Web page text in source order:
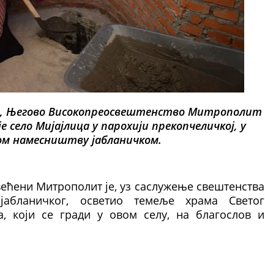
Његово Високопреосвештенство Митрополит
село Мијајлица у парохији прекопчеличкој, у
намесништву јабланичком.
Митрополит је, уз саслужење свештенства
осветио темеље храма Светог
који се гради у овом селу, на благослов и